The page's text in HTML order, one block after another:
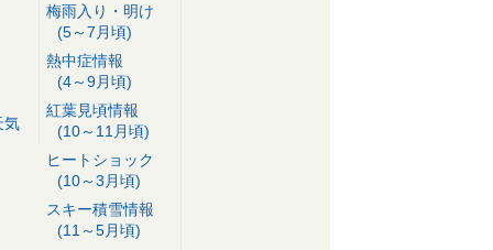
気
梅雨入り・明け
(5～7月頃)
熱中症情報
(4～9月頃)
紅葉見頃情報
(10～11月頃)
ヒートショック
(10～3月頃)
スキー積雪情報
(11～5月頃)